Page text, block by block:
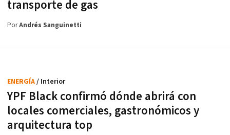
transporte de gas
PorAndrés Sanguinetti
YPF Black confirmó dónde abrirá con
locales comerciales, gastronómicos y
arquitectura top
ENERGÍA/ Interior